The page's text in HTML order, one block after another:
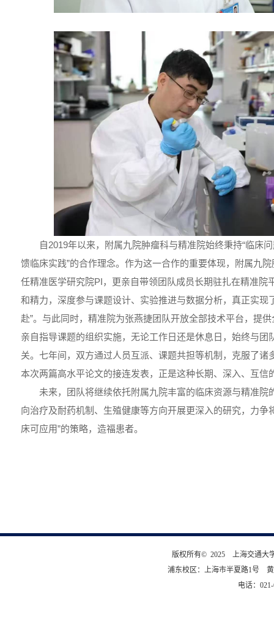
版权所有© 2025 上海交通大
浦东校区：上海市半夏路1号
电话：
自2019年以来，附属九院肿瘤科与精准院始终秉持“临床
馈临床实践”的合作理念。作为这一合作的重要体现，附属九
任精准医学研究院PI，更亲自带领团队成员长期驻扎在精准院
和精力，深度参与课题设计、实验推进与数据分析，真正实现
赴”。与此同时，精准院为张燕捷团队开放全部技术平台，提
亲自指导课题的组织实施，无论工作日还是休息日，始终与团
关。七年间，双方通过人员互派、课题共担等机制，克服了诸
本次两篇高水平论文的接连发表，正是这种长期、深入、互信
未来，团队将继续依托附属九院丰富的临床资源与精准院
向治疗及耐药机制、生殖健康等方向开展更深入的研究，力争
床可应用”的策略，造福患者。